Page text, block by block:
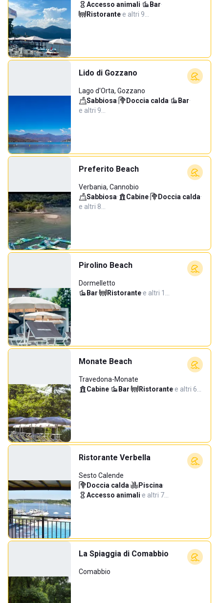
Accesso animali· Bar·
Ristorante·e altri 9…
Lido di Gozzano
Lago d'Orta, Gozzano
Sabbiosa· Doccia calda· Bar·
e altri 9…
Preferito Beach
Verbania, Cannobio
Sabbiosa· Cabine· Doccia calda·
e altri 8…
Pirolino Beach
Dormelletto
Bar· Ristorante·e altri 1…
Monate Beach
Travedona-Monate
Cabine· Bar· Ristorante·e altri 6…
Ristorante Verbella
Sesto Calende
Doccia calda· Piscina·
Accesso animali·e altri 7…
La Spiaggia di Comabbio
Comabbio